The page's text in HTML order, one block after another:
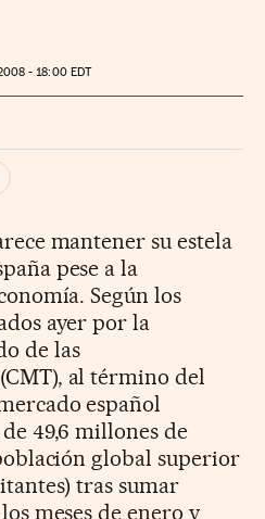
- 18:00EDT
Sociales
mantener su estela
pese a la
Según los
ayer por la
de las
al término del
español
49,6 millones de
global superior
tras sumar
meses de enero y